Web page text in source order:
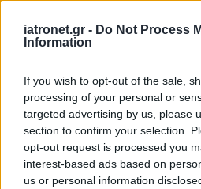
iatronet.gr - Do Not Process
Information
If you wish to opt-out of the sale,
processing of your personal or
targeted advertising by us, please
section to confirm your selection.
opt-out request is processed you
interest-based ads based on
us or personal information